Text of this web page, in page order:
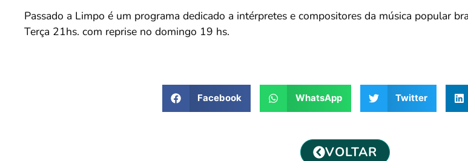
Passado a Limpo é um programa dedicado a intérpretes e compositores da música popular
Terça 21hs. com reprise no domingo 19 hs.
Facebook WhatsApp Twitter
VOLTAR